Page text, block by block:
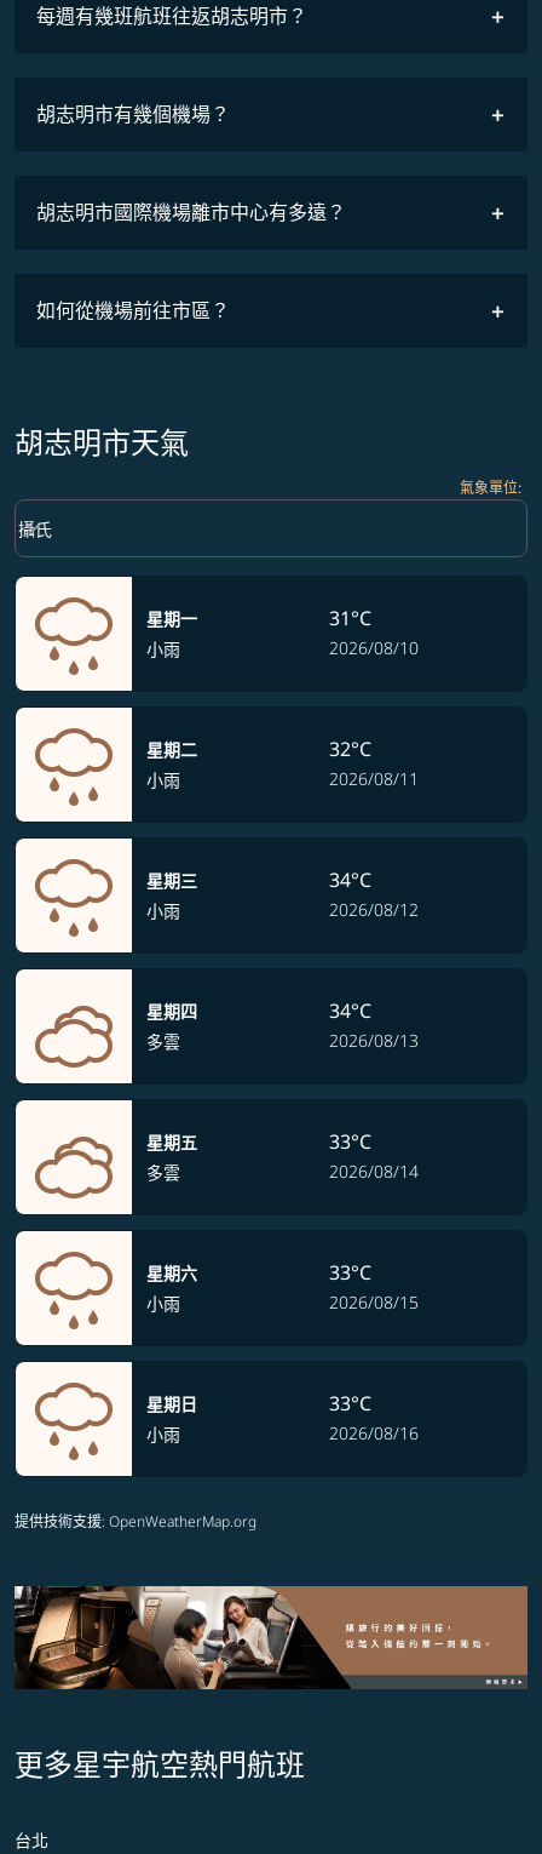
COSMILE會員
每週有幾班航班往返胡志明市？
胡志明市有幾個機場？
胡志明市國際機場離市中心有多遠？
如何從機場前往市區？
胡志明市天氣
氣象單位:
Weather unit option 攝氏 Selected
攝氏
keyboard_arrow_down
星期一
小雨
31°C
2026/08/10
星期二
小雨
32°C
2026/08/11
星期三
小雨
34°C
2026/08/12
星期四
多雲
34°C
2026/08/13
星期五
多雲
33°C
2026/08/14
星期六
小雨
33°C
2026/08/15
星期日
小雨
33°C
2026/08/16
提供技術支援: OpenWeatherMap.org
更多星宇航空熱門航班
台北